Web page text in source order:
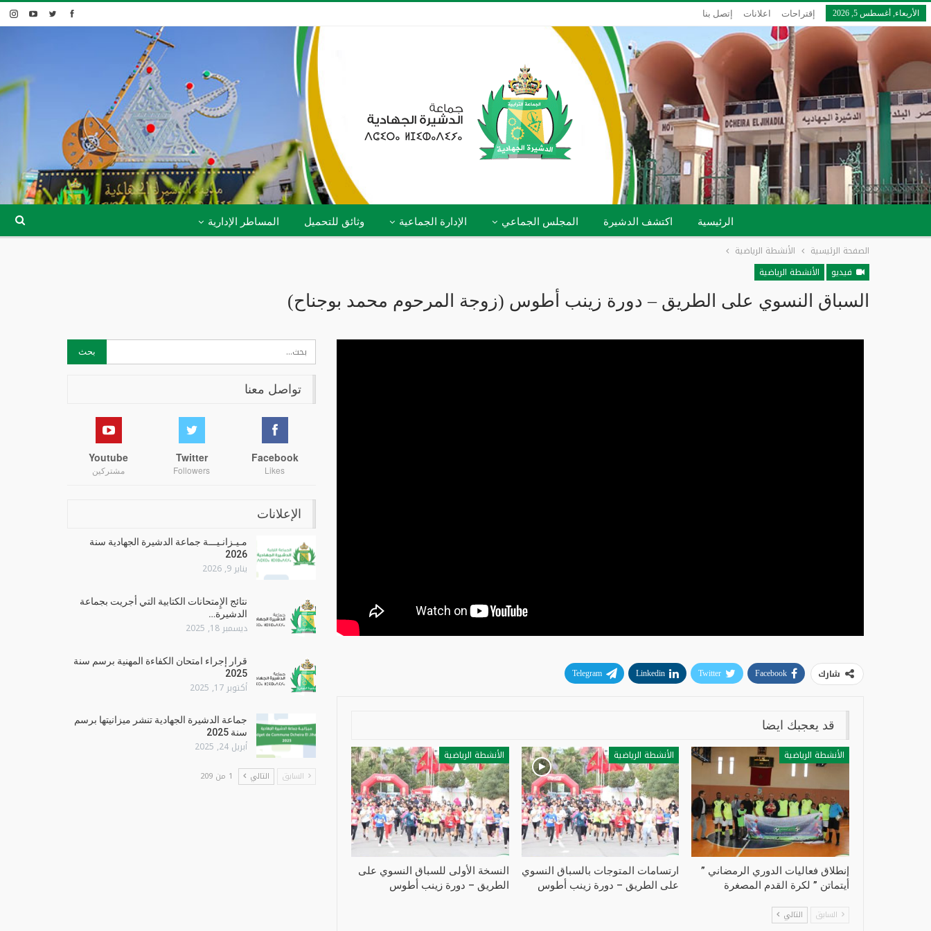
الأربعاء, أغسطس 5, 2026 إقتراحات اعلانات إتصل بنا
الرئيسية اكتشف الدشيرة المجلس الجماعي الإدارة الجماعية وثائق للتحميل المساطر الإدارية
الصفحة الرئيسية
الأنشطة الرياضية
فيديو
الأنشطة الرياضية
السباق النسوي على الطريق – دورة زينب أطوس (زوجة المرحوم محمد بوجناح)
شارك Facebook
Twitter
Linkedin
Telegram
قد يعجبك ايضا
الأنشطة الرياضية
إنطلاق فعاليات الدوري الرمضاني ”
أيتماتن ” لكرة القدم المصغرة
الأنشطة الرياضية
ارتسامات المتوجات بالسباق النسوي
على الطريق – دورة زينب أطوس
الأنشطة الرياضية
النسخة الأولى للسباق النسوي على
الطريق – دورة زينب أطوس
السابق التالي
تواصل معنا
Facebook
Likes
Twitter
Followers
Youtube
مشتركين
الإعلانات
مـيـزانـيـــة جماعة الدشيرة الجهادية سنة
2026
يناير 9, 2026
نتائج الإِمتحانات الكتابية التي أجريت بجماعة
الدشيرة…
ديسمبر 18, 2025
قرار إجراء امتحان الكفاءة المهنية برسم سنة
2025
أكتوبر 17, 2025
جماعة الدشيرة الجهادية تنشر ميزانيتها برسم
سنة 2025
أبريل 24, 2025
السابق التالي 1 من 209